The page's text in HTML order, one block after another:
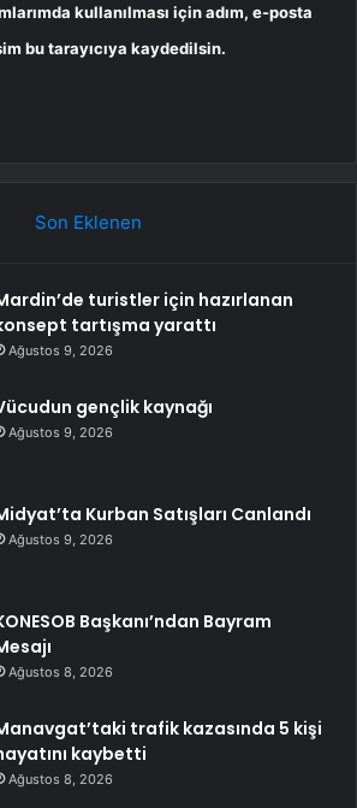
kullanılması için adım, e-posta
bu tarayıcıya kaydedilsin.
Son Eklenen
turistler için hazırlanan
tartışma yarattı
Ağustos 9, 2026
gençlik kaynağı
Ağustos 9, 2026
Kurban Satışları Canlandı
Ağustos 9, 2026
Başkanı’ndan Bayram
Ağustos 8, 2026
trafik kazasında 5 kişi
kaybetti
Ağustos 8, 2026